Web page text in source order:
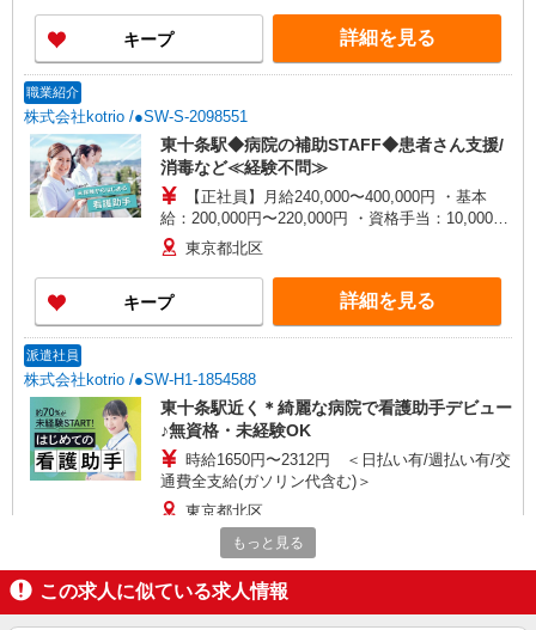
キープ 詳細を見る
職業紹介
株式会社kotrio /●SW-S-2098551
東十条駅◆病院の補助STAFF◆患者さん支援/
消毒など≪経験不問≫
【正社員】月給240,000〜400,000円 ・基本
給：200,000円〜220,000円 ・資格手当：10,000〜
30,000円 ・役職手当：10,000〜70,000円 ・処遇改
善手当：20,000〜60,000円（勤続年数、保有資格
により変動） ・固定残業手当：20,000円（10時
間） ※固定残業時間を超過する場合には超過勤務
手当として別途支給 ・夜勤手当：10,000円/1回
歓迎 ・認知症介護基礎研修 ・初任者研修 ・実務
者研修 ・介護福祉士 など
東京都北区
キープ 詳細を見る
派遣社員
株式会社kotrio /●SW-H1-1854588
東十条駅近く＊綺麗な病院で看護助手デビュー
♪無資格・未経験OK
時給1650円〜2312円 ＜日払い有/週払い有/交
通費全支給(ガソリン代含む)＞
東京都北区
派遣社員
もっと見る
この求人に似ている求人情報